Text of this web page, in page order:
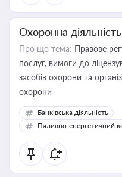
Охоронна діяльність
Про що тема: Правове
послуг, вимоги до
засобів охорони та
охорони
Банківська діяльність
Паливно-енергетичний